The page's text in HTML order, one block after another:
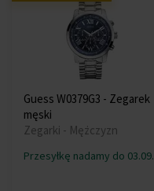
Guess W0379G3 - Zegarek
męski
Zegarki - Mężczyzn
Przesyłkę nadamy do 03.09.